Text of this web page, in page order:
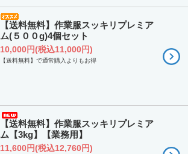
【送料無料】作業服スッキリプレミア
ム(５００g)4個セット
10,000円(税込11,000円)
【送料無料】で通常購入よりもお得
【送料無料】作業服スッキリプレミア
ム【3kg】【業務用】
11,600円(税込12,760円)